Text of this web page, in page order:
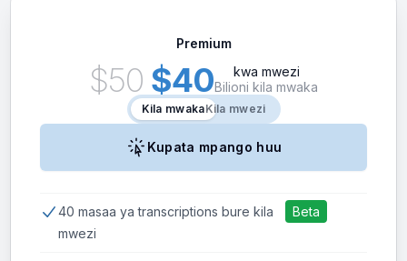
Premium
$50 $40
kwa mwezi
Bilioni kila mwaka
Kila mwakaKila mwezi
Kila mwaka
Kupata mpango huu
40 masaa ya transcriptions bure kila
mwezi